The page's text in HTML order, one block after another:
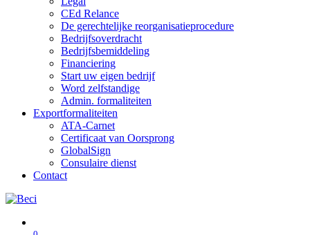
CEd Relance
De gerechtelijke reorganisatieprocedure
Bedrijfsoverdracht
Bedrijfsbemiddeling
Financiering
Start uw eigen bedrijf
Word zelfstandige
Admin. formaliteiten
Exportformaliteiten
ATA-Carnet
Certificaat van Oorsprong
GlobalSign
Consulaire dienst
Contact